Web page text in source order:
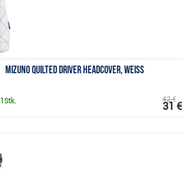
Mizuno Quilted Driver Headcover, weiss
1Stk. 42 €
31 €